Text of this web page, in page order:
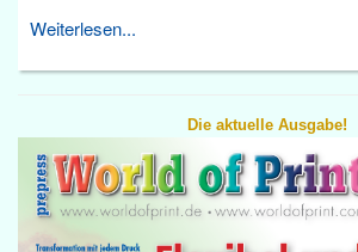
Weiterlesen...
Die aktuelle Ausgabe!